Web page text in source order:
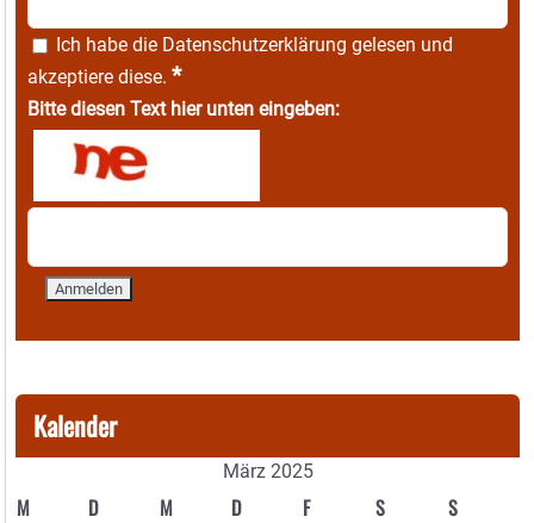
Ich habe die Datenschutzerklärung gelesen und
akzeptiere diese. *
Bitte diesen Text hier unten eingeben:
Kalender
März 2025
M D M D F S S